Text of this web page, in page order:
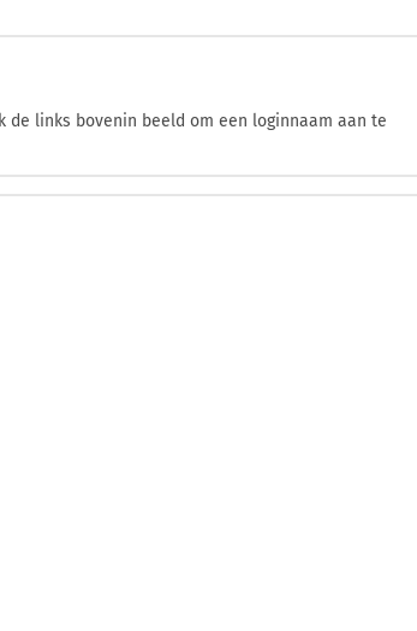
de links bovenin beeld om een loginnaam aan te